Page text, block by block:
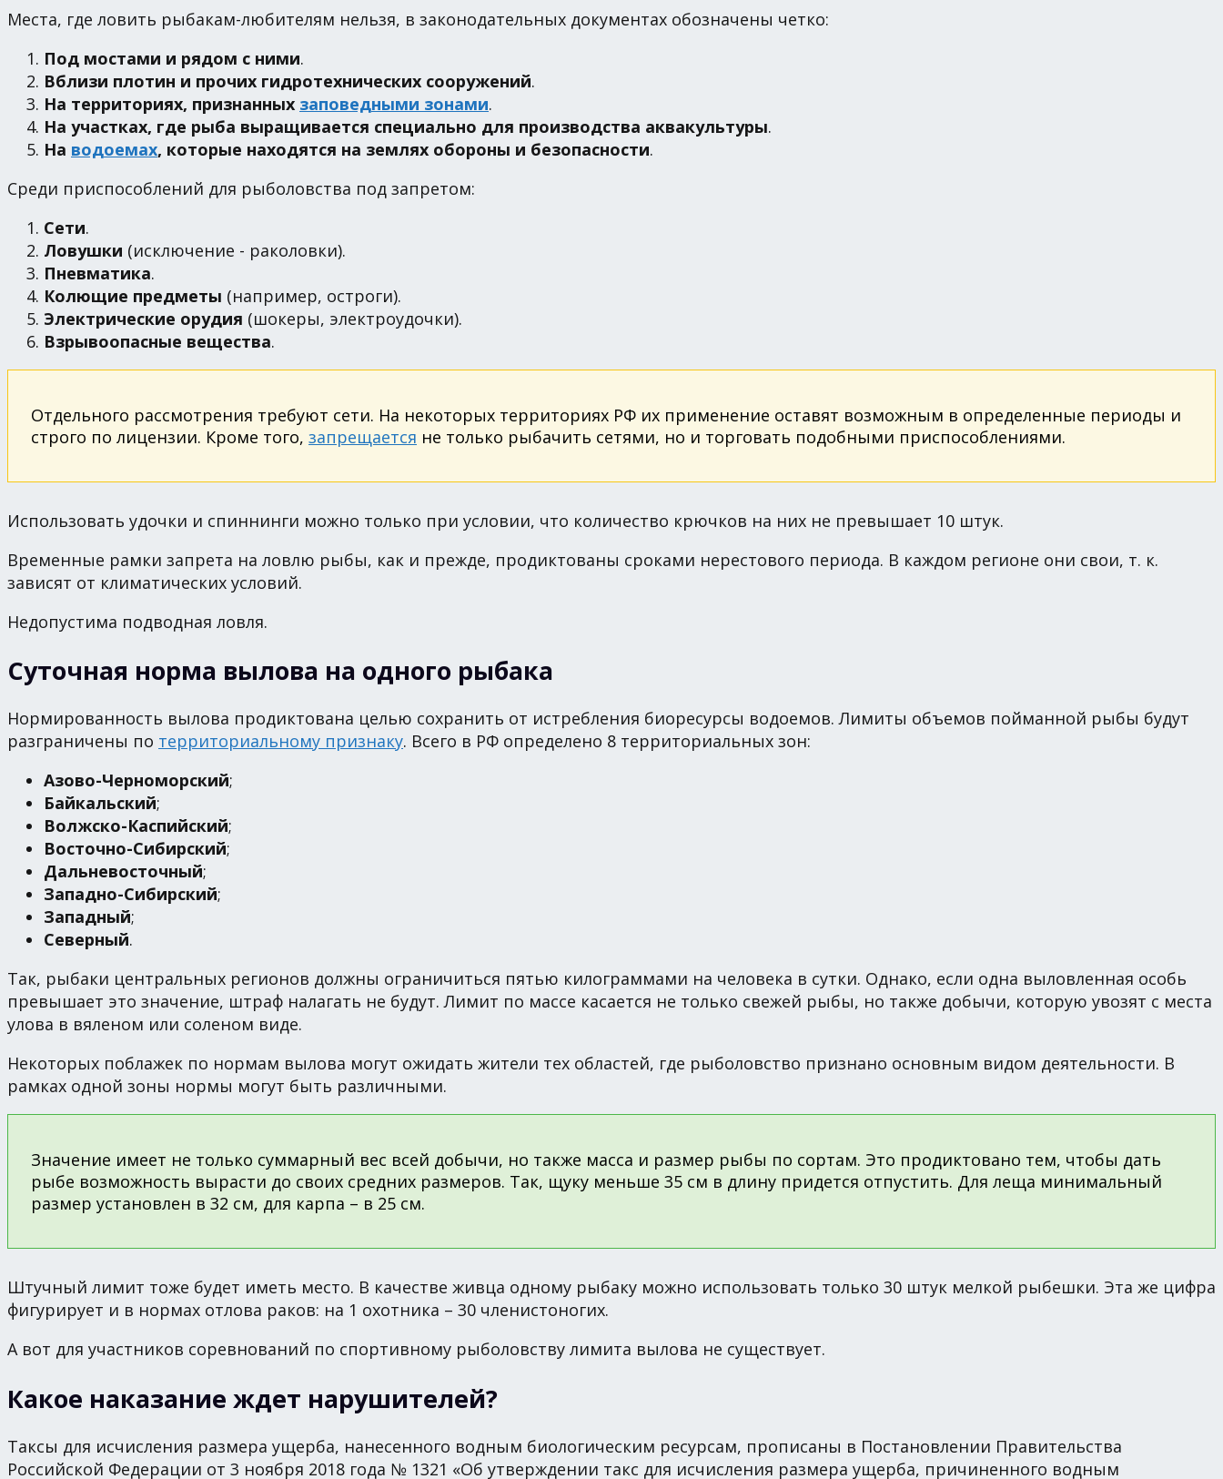
Места, где ловить рыбакам-любителям нельзя, в законодательных документах обозначены четко:
Под мостами и рядом с ними.
Вблизи плотин и прочих гидротехнических сооружений.
На территориях, признанных заповедными зонами.
На участках, где рыба выращивается специально для производства аквакультуры.
На водоемах, которые находятся на землях обороны и безопасности.
Среди приспособлений для рыболовства под запретом:
Сети.
Ловушки (исключение - раколовки).
Пневматика.
Колющие предметы (например, остроги).
Электрические орудия (шокеры, электроудочки).
Взрывоопасные вещества.
Отдельного рассмотрения требуют сети. На некоторых территориях РФ их применение оставят возможным в определенные периоды и
строго по лицензии. Кроме того, запрещается не только рыбачить сетями, но и торговать подобными приспособлениями.
Использовать удочки и спиннинги можно только при условии, что количество крючков на них не превышает 10 штук.
Временные рамки запрета на ловлю рыбы, как и прежде, продиктованы сроками нерестового периода. В каждом регионе они свои, т. к.
зависят от климатических условий.
Недопустима подводная ловля.
Суточная норма вылова на одного рыбака
Нормированность вылова продиктована целью сохранить от истребления биоресурсы водоемов. Лимиты объемов пойманной рыбы будут
разграничены по территориальному признаку. Всего в РФ определено 8 территориальных зон:
Азово-Черноморский;
Байкальский;
Волжско-Каспийский;
Восточно-Сибирский;
Дальневосточный;
Западно-Сибирский;
Западный;
Северный.
Так, рыбаки центральных регионов должны ограничиться пятью килограммами на человека в сутки. Однако, если одна выловленная особь
превышает это значение, штраф налагать не будут. Лимит по массе касается не только свежей рыбы, но также добычи, которую увозят с места
улова в вяленом или соленом виде.
Некоторых поблажек по нормам вылова могут ожидать жители тех областей, где рыболовство признано основным видом деятельности. В
рамках одной зоны нормы могут быть различными.
Значение имеет не только суммарный вес всей добычи, но также масса и размер рыбы по сортам. Это продиктовано тем, чтобы дать
рыбе возможность вырасти до своих средних размеров. Так, щуку меньше 35 см в длину придется отпустить. Для леща минимальный
размер установлен в 32 см, для карпа – в 25 см.
Штучный лимит тоже будет иметь место. В качестве живца одному рыбаку можно использовать только 30 штук мелкой рыбешки. Эта же цифра
фигурирует и в нормах отлова раков: на 1 охотника – 30 членистоногих.
А вот для участников соревнований по спортивному рыболовству лимита вылова не существует.
Какое наказание ждет нарушителей?
Таксы для исчисления размера ущерба, нанесенного водным биологическим ресурсам, прописаны в Постановлении Правительства
Российской Федерации от 3 ноября 2018 года № 1321 «Об утверждении такс для исчисления размера ущерба, причиненного водным